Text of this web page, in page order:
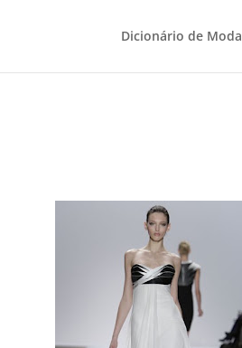
Dicionário de Moda